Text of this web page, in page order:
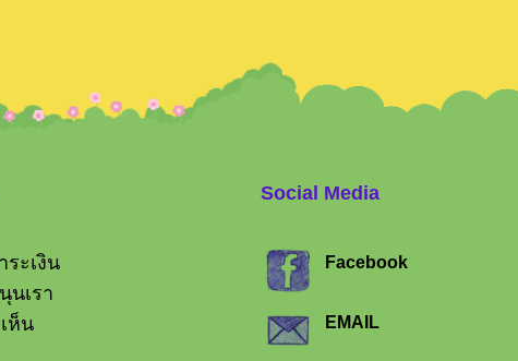
ระเงิน
นเรา
ห็น
Social Media
Facebook
EMAIL